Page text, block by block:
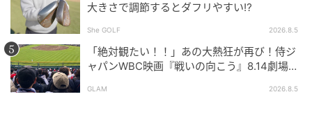
大きさで調節するとダフリやすい⁉
She GOLF 2026.8.5
「絶対観たい！！」あの大熱狂が再び！侍ジ
ャパンWBC映画『戦いの向こう』8.14劇場公
GLAM 2026.8.5